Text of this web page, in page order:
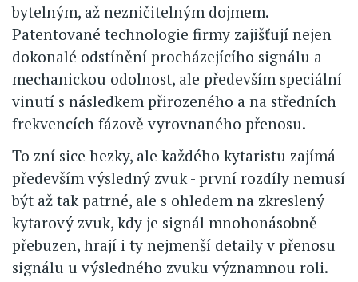
bytelným, až nezničitelným dojmem.
Patentované technologie firmy zajišťují nejen
dokonalé odstínění procházejícího signálu a
mechanickou odolnost, ale především speciální
vinutí s následkem přirozeného a na středních
frekvencích fázově vyrovnaného přenosu.
To zní sice hezky, ale každého kytaristu zajímá
především výsledný zvuk - první rozdíly nemusí
být až tak patrné, ale s ohledem na zkreslený
kytarový zvuk, kdy je signál mnohonásobně
přebuzen, hrají i ty nejmenší detaily v přenosu
signálu u výsledného zvuku významnou roli.